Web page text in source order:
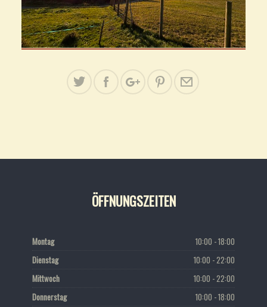
ÖFFNUNGSZEITEN
Montag
10:00 - 18:00
Dienstag
10:00 - 22:00
Mittwoch
10:00 - 22:00
Donnerstag
10:00 - 18:00